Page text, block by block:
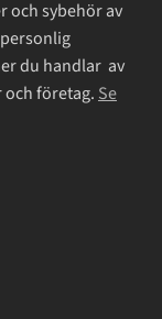
och sybehör av
du handlar av
och företag. Se